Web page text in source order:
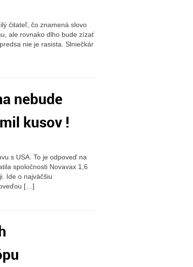
čitateľ, čo znamená slovo
ale rovnako dlho bude zízať
nie je rasista. Slniečkár
nebude
kusov !
s USA. To je odpoveď na
spoločnosti Novavax 1,6
Ide o najväčšiu
[…]